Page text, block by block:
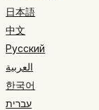
日本語
中文
Русский
العربية
한국어
עברית